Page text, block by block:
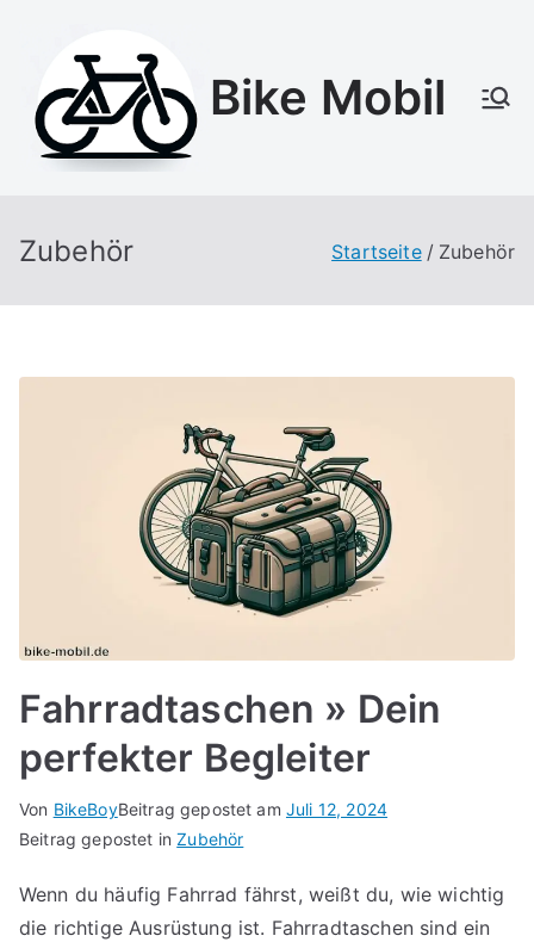
springen
Bike Mobil
Zubehör Startseite Zubehör
Fahrradtaschen » Dein
perfekter Begleiter
Von BikeBoyBeitrag gepostet am Juli 12, 2024
Beitrag gepostet inZubehör
Wenn du häufig Fahrrad fährst, weißt du, wie wichtig
die richtige Ausrüstung ist. Fahrradtaschen sind ein